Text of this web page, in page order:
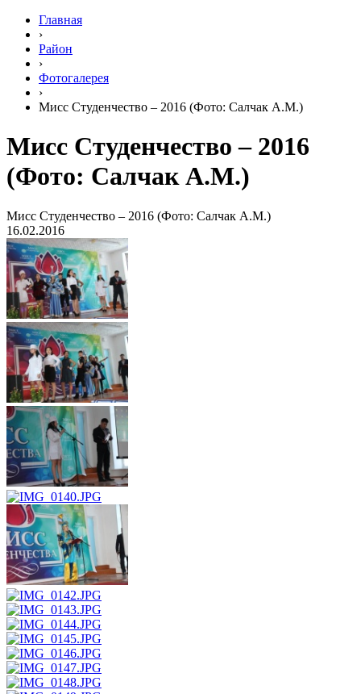
Главная
›
Район
›
Фотогалерея
›
Мисс Студенчество – 2016 (Фото: Салчак А.М.)
Мисс Студенчество – 2016
(Фото: Салчак А.М.)
Мисс Студенчество – 2016 (Фото: Салчак А.М.)
16.02.2016